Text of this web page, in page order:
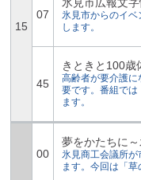
15
07
氷見市からのイベ
します。
45
きときと100歳
高齢者が要介護
要です。番組では
ます。
00
夢をかたちに
氷見商工会議所が
ます。今回は「草